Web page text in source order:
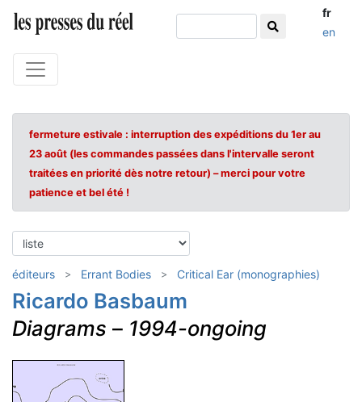
fr
en
fermeture estivale : interruption des expéditions du 1er au
23 août (les commandes passées dans l'intervalle seront
traitées en priorité dès notre retour) – merci pour votre
patience et bel été !
éditeurs Errant Bodies Critical Ear (monographies)
Ricardo Basbaum
Diagrams – 1994-ongoing